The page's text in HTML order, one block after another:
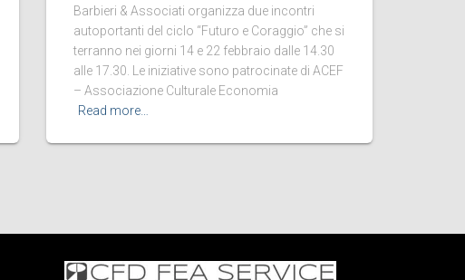
Barbieri & Associati organizza due incontri
autoportanti del ciclo “Futuro e Coraggio” che si
terranno nei giorni 14 e 22 febbraio dalle 14.30
alle 17.30. Le iniziative sono patrocinate di ACEF
– Associazione Culturale Economia
Read more…